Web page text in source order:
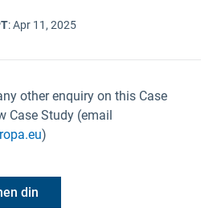
:Apr 11, 2025
other enquiry on this Case
Case Study (email
)
din